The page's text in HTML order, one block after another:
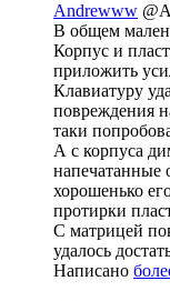
Andrewww
В общем
Корпус и
приложить
Клавиатуру
повреждения
таки
А с корпуса
напечатанные
хорошенько
протирки
С матрицей
удалось
Написано